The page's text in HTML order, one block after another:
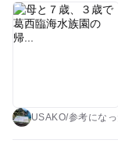
しまいました^^: 生き物目当てでなければ、満ち潮の時に行け
ば海でチャプチャプ楽し
【トイレ】海のすぐ
責任ですが、便利！ 【ランチ】葛西海浜公園にはかき氷屋さん
す。海水浴はでき
す。貝拾いしなが
USAKO/参考にな